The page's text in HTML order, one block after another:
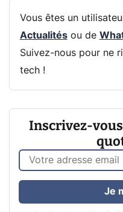
Vous êtes un
Actualitésou de
Suivez-nous pour ne
tech !
Inscrivez-
Je